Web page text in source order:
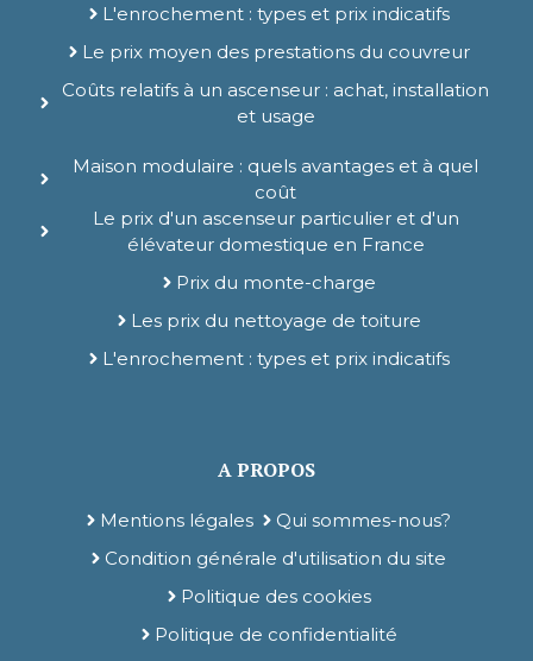
L'enrochement : types et prix indicatifs
Le prix moyen des prestations du couvreur
Coûts relatifs à un ascenseur : achat, installation
et usage
Maison modulaire : quels avantages et à quel
coût
Le prix d'un ascenseur particulier et d'un
élévateur domestique en France
Prix du monte-charge
Les prix du nettoyage de toiture
L'enrochement : types et prix indicatifs
A PROPOS
Mentions légales
Qui sommes-nous?
Condition générale d'utilisation du site
Politique des cookies
Politique de confidentialité